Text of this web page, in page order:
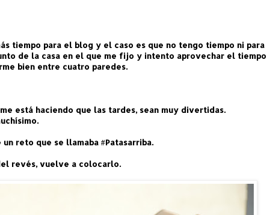
tiempo para el blog y el caso es que no tengo tiempo ni para
de la casa en el que me fijo y intento aprovechar el tiempo
bien entre cuatro paredes.
está haciendo que las tardes, sean muy divertidas.
reto que se llamaba #Patasarriba.
revés, vuelve a colocarlo.